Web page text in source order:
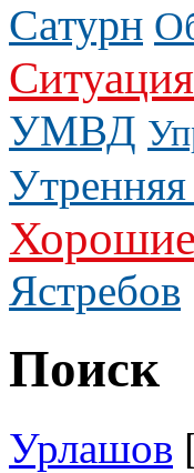
Сатурн
УМВД
Ястребов
Поиск
Урлашов